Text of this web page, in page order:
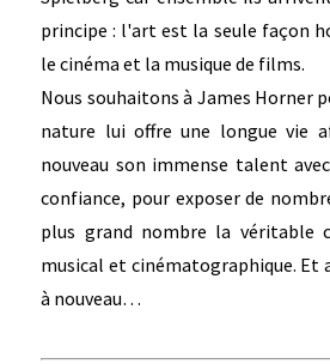
principe : l'art est la seule façon
le cinéma et la musique de films.
Nous souhaitons à James Horner
nature lui offre une longue vie
nouveau son immense talent
confiance, pour exposer de
plus grand nombre la véritable
musical et cinématographique. Et
à nouveau…